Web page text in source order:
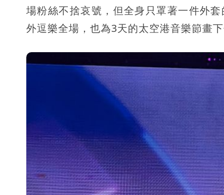
場粉絲不捨哀號，但全身只罩著一件外
外逗樂全場，也為3天的太空港音樂節畫下